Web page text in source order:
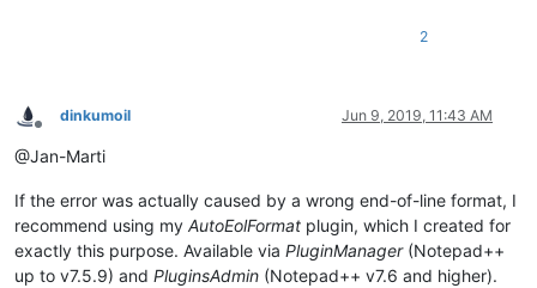
2
Offline
dinkumoil Jun 9, 2019, 11:43 AM
@Jan-Marti
If the error was actually caused by a wrong end-of-line format, I
recommend using my AutoEolFormat plugin, which I created for
exactly this purpose. Available via PluginManager(Notepad++
up to v7.5.9) and PluginsAdmin (Notepad++ v7.6 and higher).